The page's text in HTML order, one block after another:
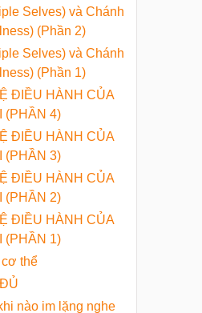
Selves) và Chánh
(Phần 2)
Selves) và Chánh
(Phần 1)
ĐIỀU HÀNH CỦA
(PHẦN 4)
ĐIỀU HÀNH CỦA
(PHẦN 3)
ĐIỀU HÀNH CỦA
(PHẦN 2)
ĐIỀU HÀNH CỦA
(PHẦN 1)
thể
nào im lặng nghe